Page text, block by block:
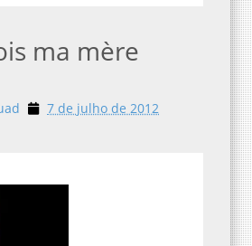
ma mère
7 de julho de 2012